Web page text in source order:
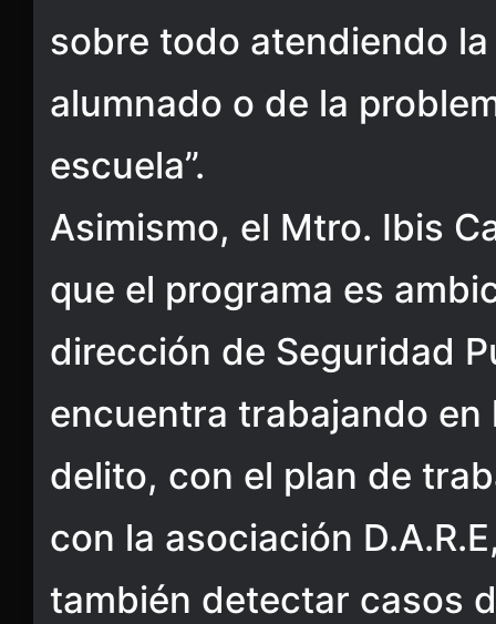
sobre todo atendiendo
alumnado o de la
escuela”.
Asimismo, el Mtro. Ibis
que el programa es
dirección de Seguridad
encuentra trabajando en
delito, con el plan de
con la asociación
también detectar casos